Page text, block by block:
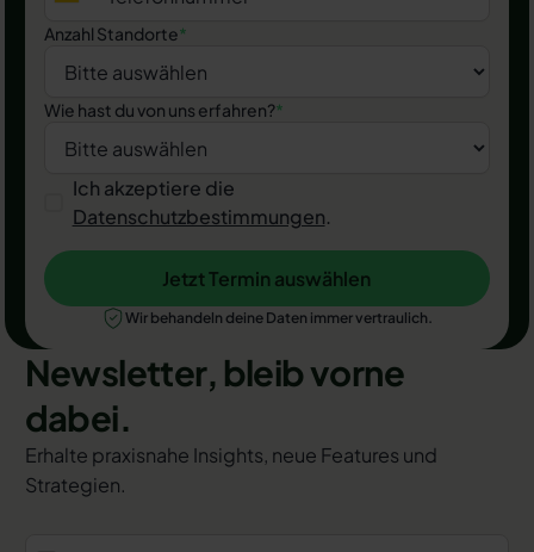
Anzahl Standorte*
Wie hast du von uns erfahren?*
Ich akzeptiere die
Datenschutzbestimmungen.
Jetzt Termin auswählen
Jetzt Termin auswählen
Wir behandeln deine Daten immer vertraulich.
Newsletter, bleib vorne
dabei.
Erhalte praxisnahe Insights, neue Features und
Strategien.